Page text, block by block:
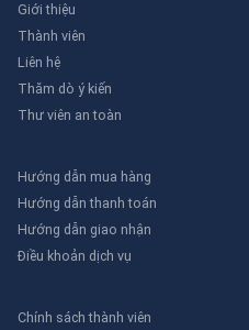
Giới thiệu
Thành viên
Liên hệ
Thăm dò ý kiến
Thư viên an toàn
Hướng dẫn mua hàng
Hướng dẫn thanh toán
Hướng dẫn giao nhận
Điều khoản dịch vụ
Chính sách thành viên